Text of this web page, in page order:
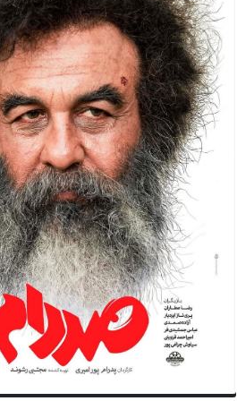
سینمای ایران
«حاشیه» با بازی هادی کاظمی و
مهران احمدی آماده حضور در جشنواره